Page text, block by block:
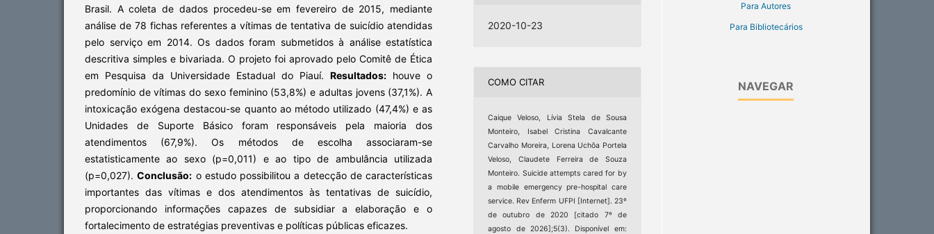
Brasil. A coleta de dados procedeu-se em fevereiro de 2015, mediante
análise de 78 fichas referentes a vítimas de tentativa de suicídio atendidas
pelo serviço em 2014. Os dados foram submetidos à análise estatística
descritiva simples e bivariada. O projeto foi aprovado pelo Comitê de Ética
em Pesquisa da Universidade Estadual do Piauí. Resultados: houve o
predomínio de vítimas do sexo feminino (53,8%) e adultas jovens (37,1%). A
intoxicação exógena destacou-se quanto ao método utilizado (47,4%) e as
Unidades de Suporte Básico foram responsáveis pela maioria dos
atendimentos (67,9%). Os métodos de escolha associaram-se
estatisticamente ao sexo (p=0,011) e ao tipo de ambulância utilizada
(p=0,027).Conclusão: o estudo possibilitou a detecção de características
importantes das vítimas e dos atendimentos às tentativas de suicídio,
proporcionando informações capazes de subsidiar a elaboração e o
fortalecimento de estratégias preventivas e políticas públicas eficazes.
2020-10-23
COMO CITAR
Caique Veloso, Lívia Stela de Sousa
Monteiro, Isabel Cristina Cavalcante
Carvalho Moreira, Lorena Uchôa Portela
Veloso, Claudete Ferreira de Souza
Monteiro. Suicide attempts cared for by
a mobile emergency pre-hospital care
service. Rev Enferm UFPI [Internet]. 23º
de outubro de 2020 [citado 7º de
agosto de 2026];5(3). Disponível em:
Para Autores
Para Bibliotecários
NAVEGAR